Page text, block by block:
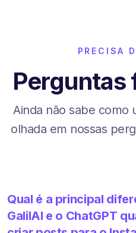
PRECISA
Ainda não sabe como
olhada em nossas
Qual é a principal
GalilAI e o ChatGPT